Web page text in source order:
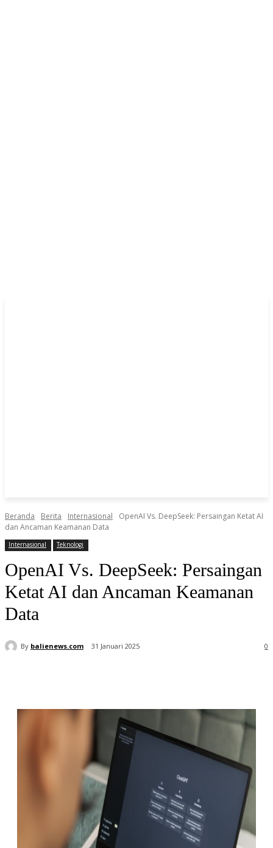
Beranda Berita Internasional
OpenAI Vs. DeepSeek: Persaingan Ketat AI
dan Ancaman Keamanan Data
Internasional Teknologi
OpenAI Vs. DeepSeek: Persaingan
Ketat AI dan Ancaman Keamanan
Data
By balienews.com 31 Januari 2025 0